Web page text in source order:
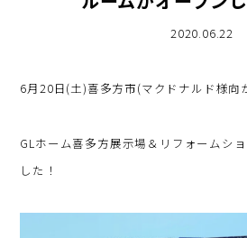
2020.06.22
6月20日(土)喜多方市(マクドナルド様向
GLホーム喜多方展示場＆リフォームシ
した！